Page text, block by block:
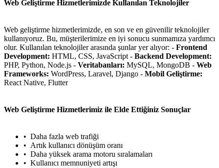
Web Geliştirme Hizmetlerimizde Kullanılan Teknolojiler
Web geliştirme hizmetlerimizde, en son ve en güvenilir teknolojiler
kullanıyoruz. Bu, müşterilerimize en iyi sonucu sunmamıza yardımcı
olur. Kullanılan teknolojiler arasında şunlar yer alıyor: - Frontend
Development: HTML, CSS, JavaScript - Backend Development:
PHP, Python, Node.js - Veritabanları: MySQL, MongoDB - Web
Frameworks: WordPress, Laravel, Django - Mobil Geliştirme:
React Native, Flutter
Web Geliştirme Hizmetlerimiz ile Elde Ettiğiniz Sonuçlar
Daha fazla web trafiği
Artık kullanıcı dönüşüm oranı
Daha yüksek arama motoru sıralamaları
Kullanıcı memnuniyeti artışı